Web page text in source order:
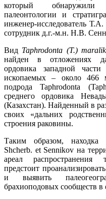
который обнаружили
палеонтологии и
инженер-исследователь
сотрудник д.г.-м.н. Н.В.
Вид Taphrodonta (T.)
найден в отложениях
ордовика западной
ископаемых – около 466
подрода Taphrodonta
среднего ордовика
(Казахстан). Найденный в
своих «дальних
строения раковины.
Таким образом, находка
Shcherb. et Sennikov на
ареал распространения
предстоит
и выявить
брахиоподовых сообществ в